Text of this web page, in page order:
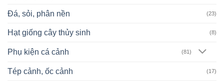
Đá, sỏi, phân nền (23)
Hạt giống cây thủy sinh (8)
Phụ kiện cá cảnh (81)
Tép cảnh, ốc cảnh (17)